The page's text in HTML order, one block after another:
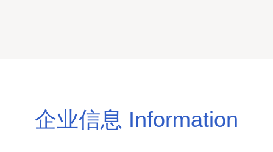
企业信息 Information